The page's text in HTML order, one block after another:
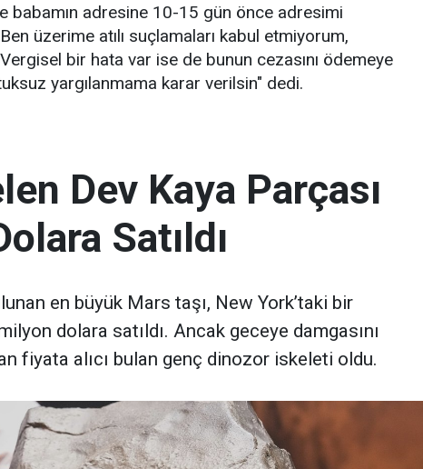
babamın adresine 10-15 gün önce adresimi
Ben üzerime atılı suçlamaları kabul etmiyorum,
bir hata var ise de bunun cezasını ödemeye
yargılanmama karar verilsin" dedi.
Dev Kaya Parçası
Satıldı
en büyük Mars taşı, New York’taki bir
dolara satıldı. Ancak geceye damgasını
fiyata alıcı bulan genç dinozor iskeleti oldu.